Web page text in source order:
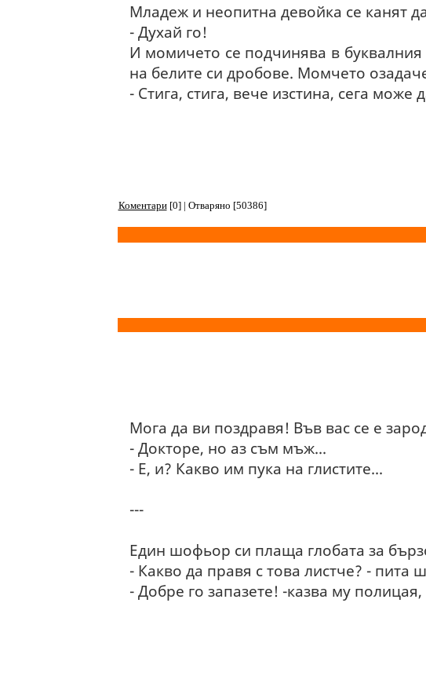
Младеж и неопитна девойка се канят
- Духай го!
И момичето се подчинява в буквалния
на белите си дробове. Момчето
- Стига, стига, вече изстина, сега може
Коментари[0] | Отваряно [50386]
Мога да ви поздравя! Във вас се е
- Докторе, но аз съм мъж...
- Е, и? Какво им пука на глистите...
---
Един шофьор си плаща глобата за
- Какво да правя с това листче? - пита
- Добре го запазете! -казва му